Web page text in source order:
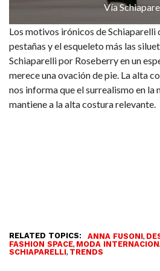
Vía
Los motivos irónicos de Schiaparelli
pestañas y el esqueleto más las
Schiaparelli por Roseberry en un
merece una ovación de pie. La alta
nos informa que el surrealismo en la
mantiene a la alta costura relevante.
RELATED TOPICS: ANNA FUSONI,
FASHION SPACE, MODA
SCHIAPARELLI, TRENDS